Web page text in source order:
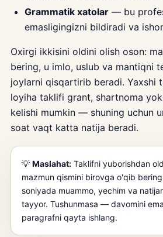
Grammatik xatolar — bu
emasligingizni bildiradi va
Oxirgi ikkisini oldini olish oson:
bering, u imlo, uslub va mantiqni
joylarni qisqartirib beradi. Yaxshi
loyiha taklifi grant, shartnoma
kelishi mumkin — shuning uchun
soat vaqt katta natija beradi.
💡 Maslahat: Taklifni yuborishdan
mazmun qismini birovga o'qib
soniyada muammo, yechim va
tayyor. Tushunmasa — davomini
paragrafni qayta ishlang.